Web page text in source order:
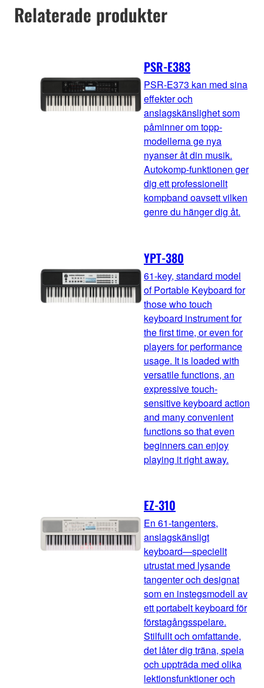
Relaterade produkter
PSR-E383
PSR-E373 kan med sina
effekter och
anslagskänslighet som
påminner om topp-
modellerna ge nya
nyanser åt din musik.
Autokomp-funktionen ger
dig ett professionellt
kompband oavsett vilken
genre du hänger dig åt.
YPT-380
61-key, standard model
of Portable Keyboard for
those who touch
keyboard instrument for
the first time, or even for
players for performance
usage. It is loaded with
versatile functions, an
expressive touch-
sensitive keyboard action
and many convenient
functions so that even
beginners can enjoy
playing it right away.
EZ-310
En 61-tangenters,
anslagskänsligt
keyboard—speciellt
utrustat med lysande
tangenter och designat
som en instegsmodell av
ett portabelt keyboard för
förstagångsspelare.
Stilfullt och omfattande,
det låter dig träna, spela
och uppträda med olika
lektionsfunktioner och